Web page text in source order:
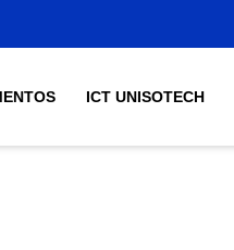
ICT UNISOTECH